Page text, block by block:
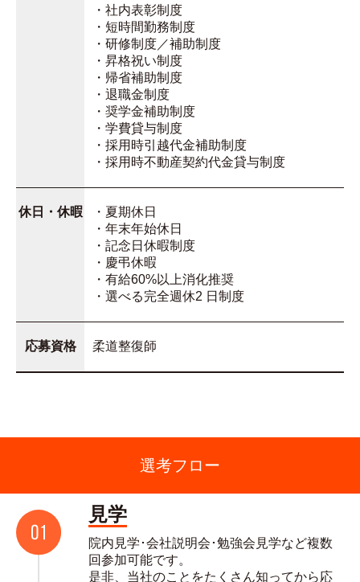
・社内表彰制度
・短時間勤務制度
・研修制度／補助制度
・昇格祝い制度
・帰省補助制度
・退職金制度
・奨学金補助制度
・学費貸与制度
・採用時引越代金補助制度
・採用時不動産契約代金貸与制度
休日・休暇
・夏期休日
・年末年始休日
・記念日休暇制度
・慶弔休暇
・有給60%以上消化推奨
・選べる完全週休2 日制度
応募資格 柔道整復師
選考フロー
見学
院内見学･会社説明会･勉強会見学など複数
回参加可能です。
是非、当社のことをたくさん知ってから応